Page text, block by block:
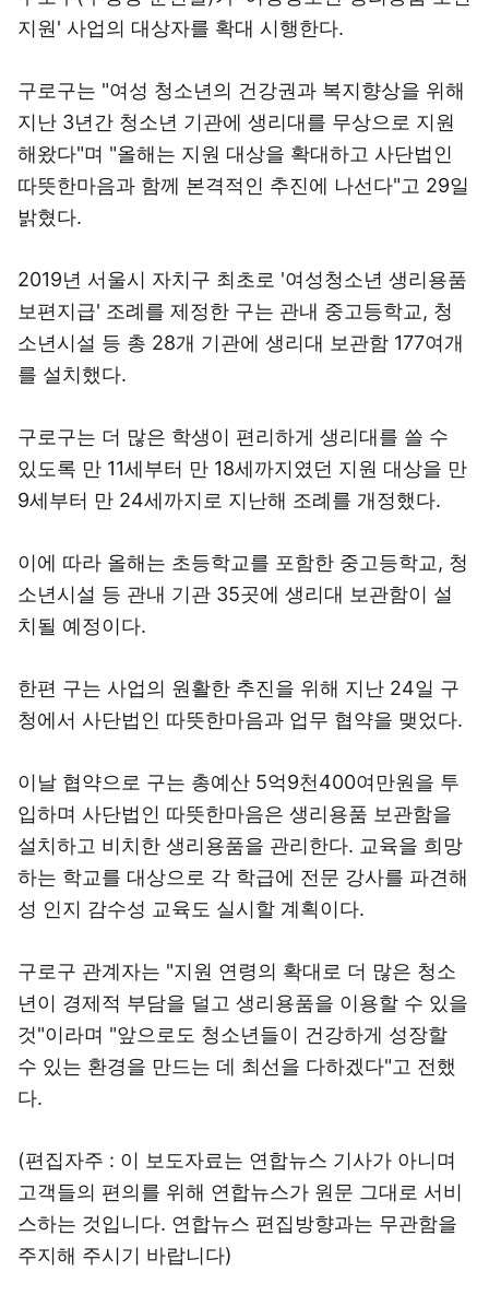
지원' 사업의 대상자를 확대 시행한다.
구로구는 "여성 청소년의 건강권과 복지향상을 위해
지난 3년간 청소년 기관에 생리대를 무상으로 지원
해왔다"며 "올해는 지원 대상을 확대하고 사단법인
따뜻한마음과 함께 본격적인 추진에 나선다"고 29일
밝혔다.
2019년 서울시 자치구 최초로 '여성청소년 생리용품
보편지급' 조례를 제정한 구는 관내 중고등학교, 청
소년시설 등 총 28개 기관에 생리대 보관함 177여개
를 설치했다.
구로구는 더 많은 학생이 편리하게 생리대를 쓸 수
있도록 만 11세부터 만 18세까지였던 지원 대상을 만
9세부터 만 24세까지로 지난해 조례를 개정했다.
이에 따라 올해는 초등학교를 포함한 중고등학교, 청
소년시설 등 관내 기관 35곳에 생리대 보관함이 설
치될 예정이다.
한편 구는 사업의 원활한 추진을 위해 지난 24일 구
청에서 사단법인 따뜻한마음과 업무 협약을 맺었다.
이날 협약으로 구는 총예산 5억9천400여만원을 투
입하며 사단법인 따뜻한마음은 생리용품 보관함을
설치하고 비치한 생리용품을 관리한다. 교육을 희망
하는 학교를 대상으로 각 학급에 전문 강사를 파견해
성 인지 감수성 교육도 실시할 계획이다.
구로구 관계자는 "지원 연령의 확대로 더 많은 청소
년이 경제적 부담을 덜고 생리용품을 이용할 수 있을
것"이라며 "앞으로도 청소년들이 건강하게 성장할
수 있는 환경을 만드는 데 최선을 다하겠다"고 전했
다.
(편집자주 : 이 보도자료는 연합뉴스 기사가 아니며
고객들의 편의를 위해 연합뉴스가 원문 그대로 서비
스하는 것입니다. 연합뉴스 편집방향과는 무관함을
주지해 주시기 바랍니다)